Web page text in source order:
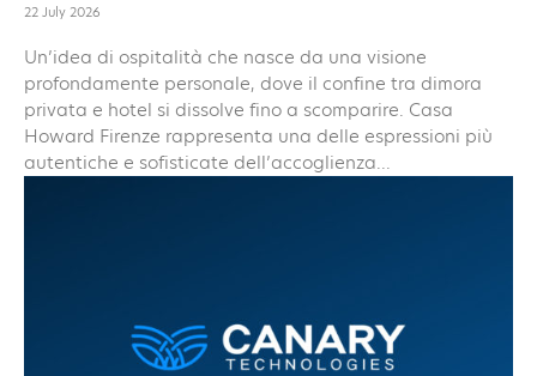
22 July 2026
Un’idea di ospitalità che nasce da una visione
profondamente personale, dove il confine tra dimora
privata e hotel si dissolve fino a scomparire. Casa
Howard Firenze rappresenta una delle espressioni più
autentiche e sofisticate dell’accoglienza...